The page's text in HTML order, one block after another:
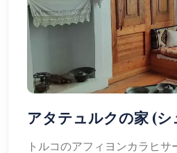
アタテュルクの家 (
トルコのアフィヨンカラヒ